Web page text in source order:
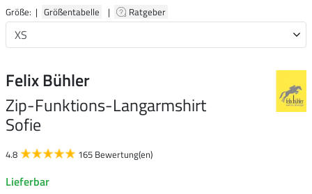
Größe: | Größentabelle | Ratgeber
Felix Bühler
Zip-Funktions-Langarmshirt
Sofie
4.8 165 Bewertung(en)
Lieferbar